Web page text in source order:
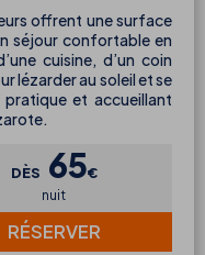
offrent une surface
séjour confortable en
cuisine, d’un coin
lézarder au soleil et se
et accueillant
DÈS 65€
nuit
RÉSERVER